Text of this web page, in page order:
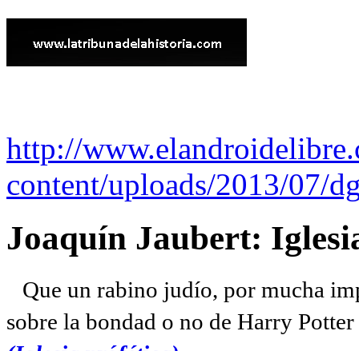
http://
content/uploads/2013/07/
Joaquín Jaubert:
Que un rabino judío, por mucha
sobre la bondad o no de Harry